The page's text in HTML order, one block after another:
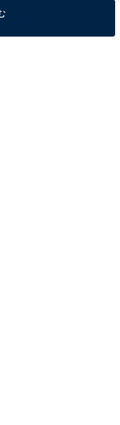
されていく昨今、全身
ともできますが、アラ